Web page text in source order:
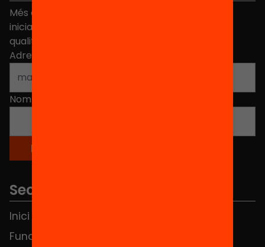
Més de 40.000 persones ja han triat Equitat. Rep
iniciatives, propostes i projectes per millorar la
qualitat de l'educació a Catalunya.
Adreça electrònica
Nom
Seccions
Inici
Fundació